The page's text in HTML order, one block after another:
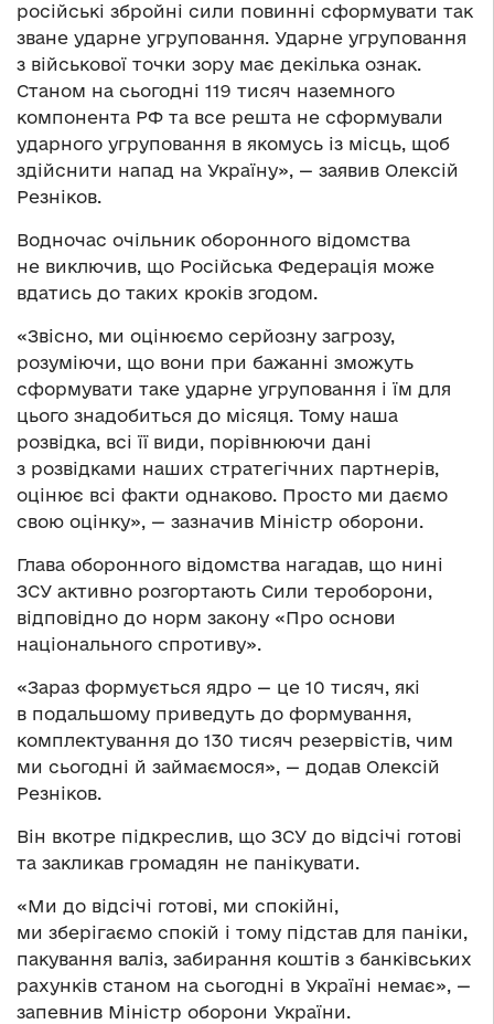
російські збройні сили повинні сформувати так
зване ударне угруповання. Ударне угруповання
з військової точки зору має декілька ознак.
Станом на сьогодні 119 тисяч наземного
компонента РФ та все решта не сформували
ударного угруповання в якомусь із місць, щоб
здійснити напад на Україну», — заявив Олексій
Резніков.
Водночас очільник оборонного відомства
не виключив, що Російська Федерація може
вдатись до таких кроків згодом.
«Звісно, ми оцінюємо серйозну загрозу,
розуміючи, що вони при бажанні зможуть
сформувати таке ударне угруповання і їм для
цього знадобиться до місяця. Тому наша
розвідка, всі її види, порівнюючи дані
з розвідками наших стратегічних партнерів,
оцінює всі факти однаково. Просто ми даємо
свою оцінку», — зазначив Міністр оборони.
Глава оборонного відомства нагадав, що нині
ЗСУ активно розгортають Сили тероборони,
відповідно до норм закону «Про основи
національного спротиву».
«Зараз формується ядро — це 10 тисяч, які
в подальшому приведуть до формування,
комплектування до 130 тисяч резервістів, чим
ми сьогодні й займаємося», — додав Олексій
Резніков.
Він вкотре підкреслив, що ЗСУ до відсічі готові
та закликав громадян не панікувати.
«Ми до відсічі готові, ми спокійні,
ми зберігаємо спокій і тому підстав для паніки,
пакування валіз, забирання коштів з банківських
рахунків станом на сьогодні в Україні немає», —
запевнив Міністр оборони України.